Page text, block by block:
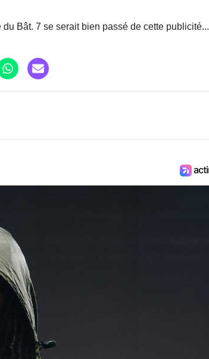
Bât. 7 se serait bien passé de cette publicité...